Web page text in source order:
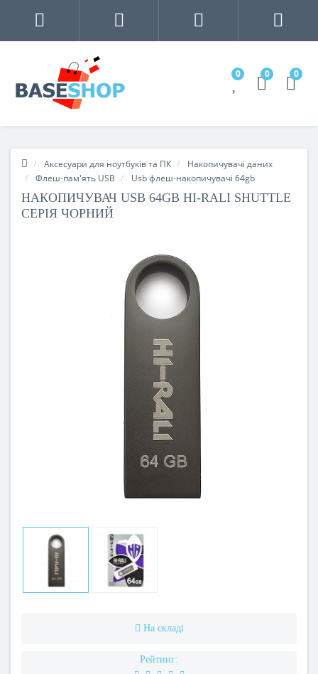
0 0 0
Аксесуари для ноутбуків та ПК
Накопичувачі даних
Флеш-пам'ять USB
Usb флеш-накопичувачі 64gb
НАКОПИЧУВАЧ USB 64GB HI-RALI SHUTTLE
СЕРIЯ ЧОРНИЙ
На складі
Рейтинг: